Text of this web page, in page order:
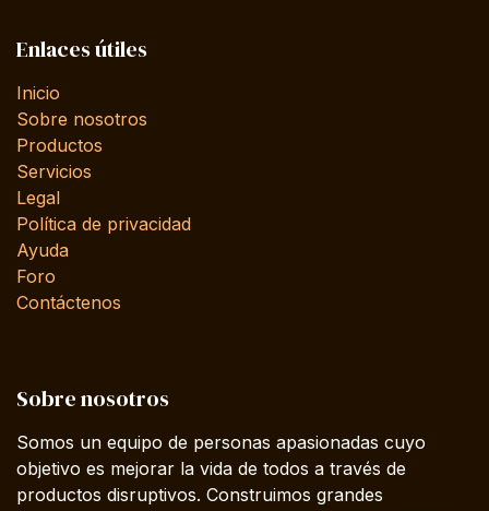
Enlaces útiles
Inicio
Sobre nosotros
Productos
Servicios
Legal
Política de privacidad
Ayuda
Foro
Contáctenos
Sobre nosotros
Somos un equipo de personas apasionadas cuyo
objetivo es mejorar la vida de todos a través de
productos disruptivos. Construimos grandes